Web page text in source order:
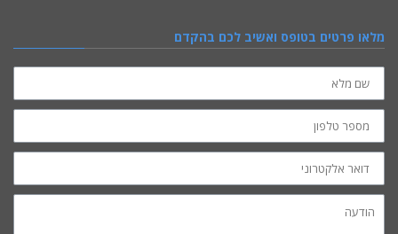
מלאו פרטים בטופס ואשיב לכם בהקדם
שם
מלא
מספר
טלפון
אימייל
הודעה